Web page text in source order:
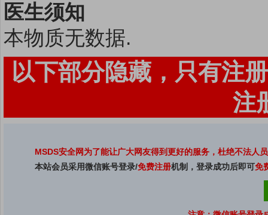
医生须知
本物质无数据.
以下部分隐藏，只有注
注
MSDS安全网为了能让广大网友得到更好的服务，杜绝不法人
本站会员采用微信账号登录/免费注册机制，登录成功后即可免